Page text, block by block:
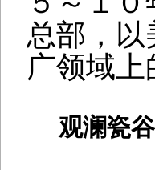
总部，以
广领域
观澜瓷